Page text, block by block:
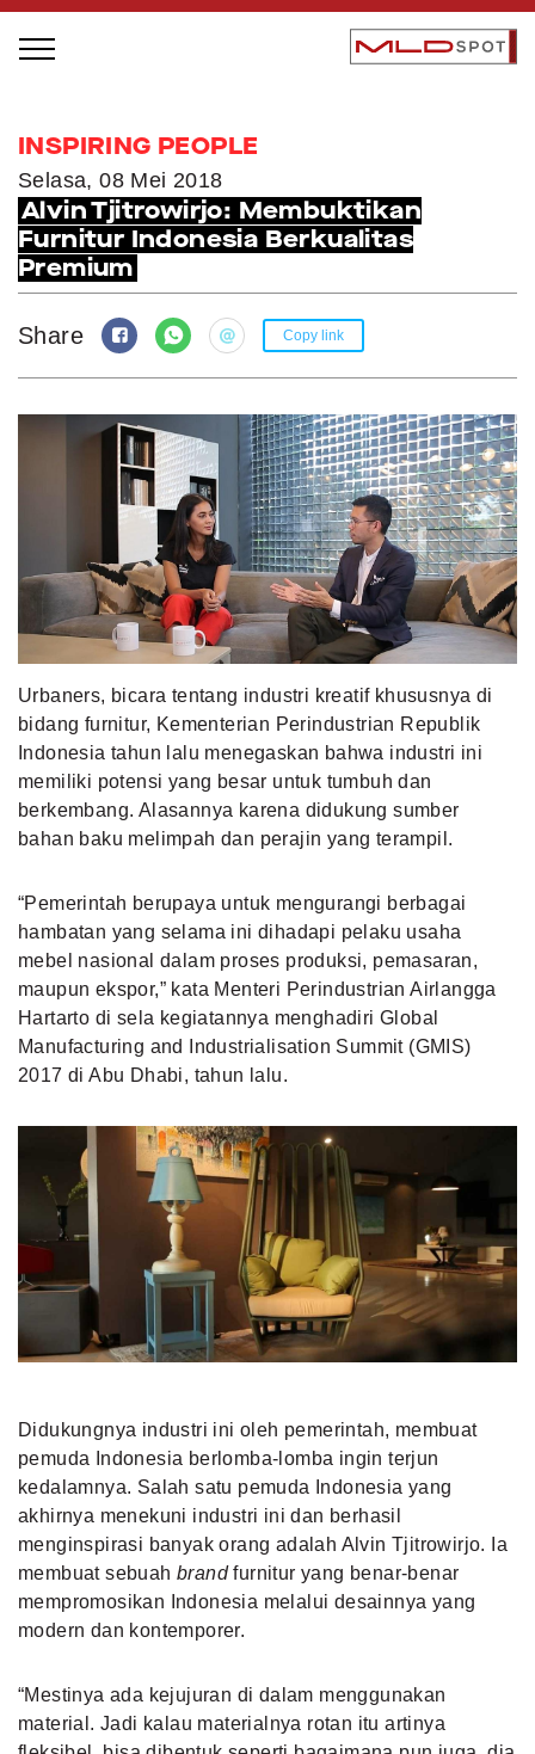
LOCAL GREATNESS
INSPIRING PEOPLE
INSPIRING PRODUCTS
INSPIRING PLACES
INSPIRING COMMUNITIES
TRENDING
EVENTS
MLDPODCAST
MLDPOINTS
INSPIRING PEOPLE
Selasa, 08 Mei 2018
Alvin Tjitrowirjo: Membuktikan
Furnitur Indonesia Berkualitas
Premium
Share Copy link
Urbaners, bicara tentang industri kreatif khususnya di
bidang furnitur, Kementerian Perindustrian Republik
Indonesia tahun lalu menegaskan bahwa industri ini
memiliki potensi yang besar untuk tumbuh dan
berkembang. Alasannya karena didukung sumber
bahan baku melimpah dan perajin yang terampil.
“Pemerintah berupaya untuk mengurangi berbagai
hambatan yang selama ini dihadapi pelaku usaha
mebel nasional dalam proses produksi, pemasaran,
maupun ekspor,” kata Menteri Perindustrian Airlangga
Hartarto di sela kegiatannya menghadiri Global
Manufacturing and Industrialisation Summit (GMIS)
2017 di Abu Dhabi, tahun lalu.
Didukungnya industri ini oleh pemerintah, membuat
pemuda Indonesia berlomba-lomba ingin terjun
kedalamnya. Salah satu pemuda Indonesia yang
akhirnya menekuni industri ini dan berhasil
menginspirasi banyak orang adalah Alvin Tjitrowirjo. Ia
membuat sebuah brandfurnitur yang benar-benar
mempromosikan Indonesia melalui desainnya yang
modern dan kontemporer.
“Mestinya ada kejujuran di dalam menggunakan
material. Jadi kalau materialnya rotan itu artinya